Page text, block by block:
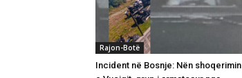
Rajon-Botë
Incident në Bosnje: Nën shoqerimin